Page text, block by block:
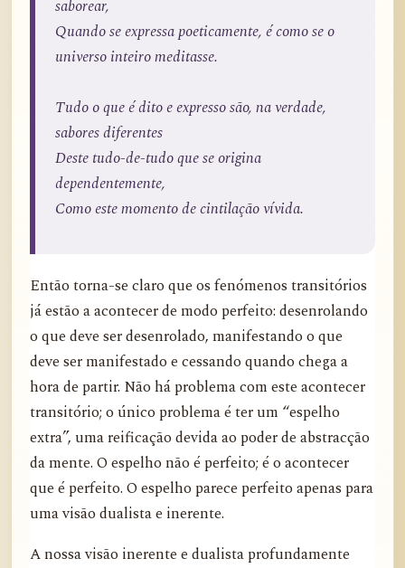
saborear,
Quando se expressa poeticamente, é como se o
universo inteiro meditasse.
Tudo o que é dito e expresso são, na verdade,
sabores diferentes
Deste tudo-de-tudo que se origina
dependentemente,
Como este momento de cintilação vívida.
Então torna-se claro que os fenómenos transitórios
já estão a acontecer de modo perfeito: desenrolando
o que deve ser desenrolado, manifestando o que
deve ser manifestado e cessando quando chega a
hora de partir. Não há problema com este acontecer
transitório; o único problema é ter um “espelho
extra”, uma reificação devida ao poder de abstracção
da mente. O espelho não é perfeito; é o acontecer
que é perfeito. O espelho parece perfeito apenas para
uma visão dualista e inerente.
A nossa visão inerente e dualista profundamente